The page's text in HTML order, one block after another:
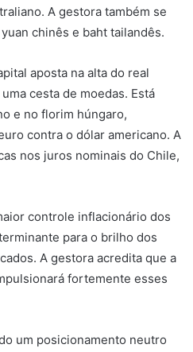
A gestora também se
chinês e baht tailandês.
aposta na alta do real
cesta de moedas. Está
e no florim húngaro,
contra o dólar americano. A
nos juros nominais do Chile,
controle inflacionário dos
para o brilho dos
A gestora acredita que a
fortemente esses
um posicionamento neutro